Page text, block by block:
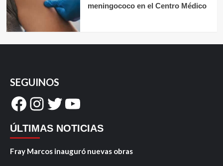
meningococo en el Centro Médico
SEGUINOS
Facebook
Instagram
Twitter
YouTube
ÚLTIMAS NOTICIAS
Fray Marcos inauguró nuevas obras